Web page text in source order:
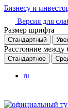
Бизнесу и
Версия для
Размер шрифта
Стандартный
Расстояние между
Стандартное
ru